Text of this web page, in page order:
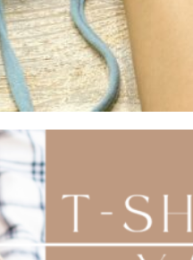
warto
do torebki?
warto wymienić
których warto go mieć:
i trwały,
do wielu stylów,
– malowanie,